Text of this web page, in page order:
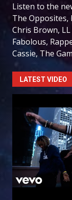
Listen to the
The Opposites,
Chris Brown,
Fabolous,
Cassie, The
LATEST VIDEO